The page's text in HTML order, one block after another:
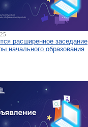
расширенное заседание
начального образования